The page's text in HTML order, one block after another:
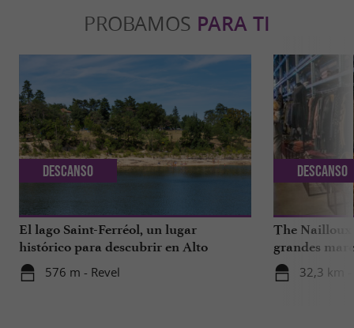
PROBAMOS PARA TI
El lago Saint-Ferréol, un lugar
histórico para descubrir en Alto
Garona
576 m - Revel
Descanso
The Nailloux
grandes
32,3 km
Descanso